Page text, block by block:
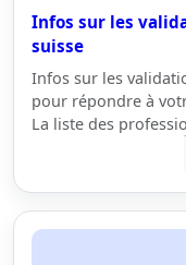
Infos sur les
suisse
Infos sur les
pour répondre à
La liste des